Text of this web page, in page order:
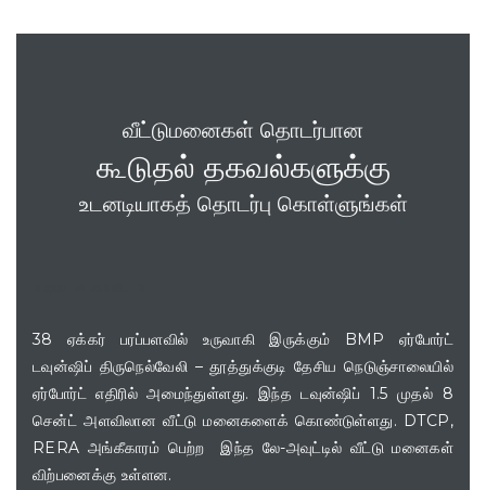
வீட்டுமனைகள் தொடர்பான
கூடுதல் தகவல்களுக்கு
உடனடியாகத் தொடர்பு கொள்ளுங்கள்
38 ஏக்கர் பரப்பளவில் உருவாகி இருக்கும் BMP ஏர்போர்ட்
டவுன்ஷிப் திருநெல்வேலி – தூத்துக்குடி தேசிய நெடுஞ்சாலையில்
ஏர்போர்ட் எதிரில் அமைந்துள்ளது. இந்த டவுன்ஷிப் 1.5 முதல் 8
சென்ட் அளவிலான வீட்டு மனைகளைக் கொண்டுள்ளது. DTCP,
RERA அங்கீகாரம் பெற்ற இந்த லே-அவுட்டில் வீட்டு மனைகள்
விற்பனைக்கு உள்ளன.